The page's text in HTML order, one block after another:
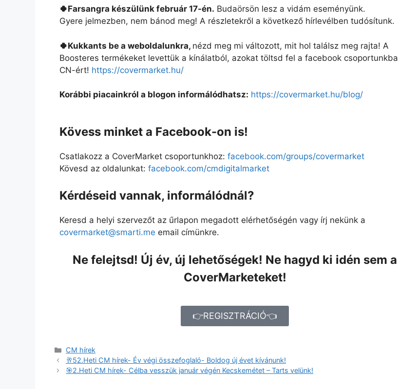
🍀Farsangra készülünk február 17-én. Budaörsön lesz a vidám eseményünk.
Gyere jelmezben, nem bánod meg! A részletekről a következő hírlevélben tudósítunk.
🍀Kukkants be a weboldalunkra, nézd meg mi változott, mit hol találsz meg rajta! A
Boosteres termékeket levettük a kínálatból, azokat töltsd fel a facebook csoportunkba
CN-ért! https://covermarket.hu/
Korábbi piacainkról a blogon informálódhatsz: https://covermarket.hu/blog/
Kövess minket a Facebook-on is!
Csatlakozz a CoverMarket csoportunkhoz: facebook.com/groups/covermarket
Kövesd az oldalunkat: facebook.com/cmdigitalmarket
Kérdéseid vannak, informálódnál?
Keresd a helyi szervezőt az űrlapon megadott elérhetőségén vagy írj nekünk a
covermarket@smarti.me email címünkre.
Ne felejtsd! Új év, új lehetőségek! Ne hagyd ki idén sem a
CoverMarketeket!
👉REGISZTRÁCIÓ👈
CM hírek
🥂52.Heti CM hírek- Év végi összefoglaló- Boldog új évet kívánunk!
🎯2.Heti CM hírek- Célba vesszük január végén Kecskemétet – Tarts velünk!